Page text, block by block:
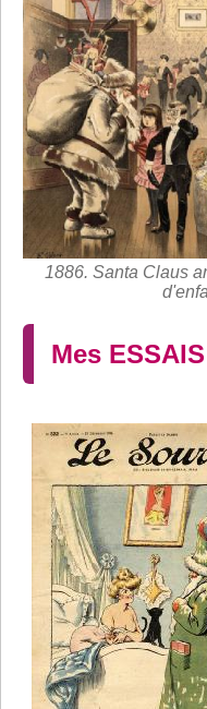
1886. Santa Claus
Mes